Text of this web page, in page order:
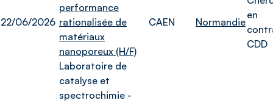
22/06/2026
performance
rationalisée de
matériaux
nanoporeux (H/F)
Laboratoire de
catalyse et
spectrochimie -
CAEN Normandie
en
CDD